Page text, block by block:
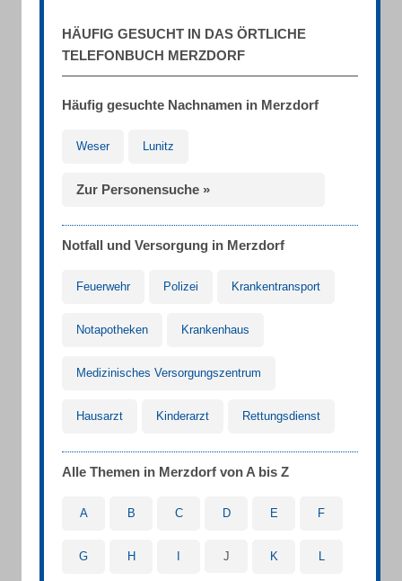
HÄUFIG GESUCHT IN DAS ÖRTLICHE
TELEFONBUCH MERZDORF
Häufig gesuchte Nachnamen in Merzdorf
Weser Lunitz
Zur Personensuche »
Notfall und Versorgung in Merzdorf
Feuerwehr Polizei Krankentransport
Notapotheken Krankenhaus
Medizinisches Versorgungszentrum
Hausarzt Kinderarzt Rettungsdienst
Alle Themen in Merzdorf von A bis Z
A B C D E F
G H J K L